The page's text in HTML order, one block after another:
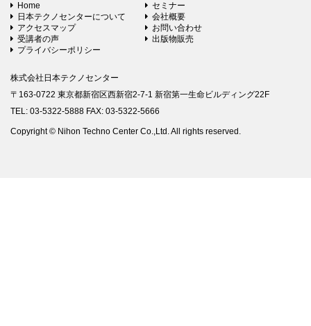
Home
セミナー
日本テクノセンターについて
会社概要
アクセスマップ
お問い合わせ
受講者の声
出版物販売
プライバシーポリシー
株式会社日本テクノセンター
〒163-0722 東京都新宿区西新宿2-7-1 新宿第一生命ビルディング22F
TEL: 03-5322-5888 FAX: 03-5322-5666
Copyright © Nihon Techno Center Co.,Ltd. All rights reserved.